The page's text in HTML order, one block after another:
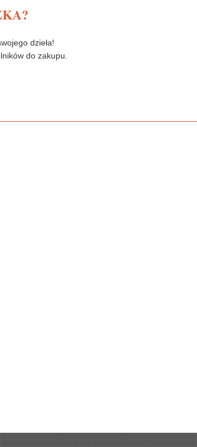
dzieła!
do zakupu.